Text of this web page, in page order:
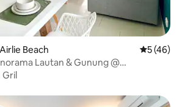
Beach
5 (46)
Lautan & Gunung @
Gril